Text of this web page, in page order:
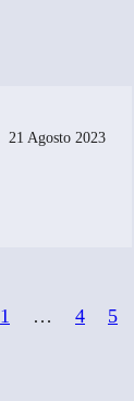
21 Agosto 2023
1 … 4 5